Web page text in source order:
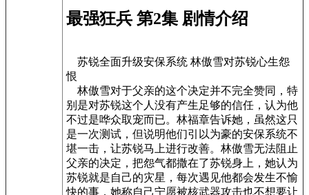
最强狂兵 第2集 剧情介绍
苏锐全面升级安保系统 林傲雪对苏锐心生怨
恨
林傲雪对于父亲的这个决定并不完全赞同，特
别是对苏锐这个人没有产生足够的信任，认为他
不过是哗众取宠而已。林福章告诉她，虽然这只
是一次测试，但说明他们引以为豪的安保系统不
堪一击，让苏锐马上进行改善。林傲雪无法阻止
父亲的决定，把怨气都撒在了苏锐身上，她认为
苏锐就是自己的灾星，每次遇见他都会发生不愉
快的事，她称自己宁愿被核武器攻击也不想要让